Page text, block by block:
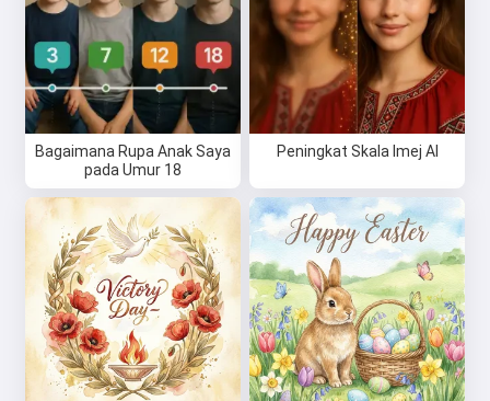
Bagaimana Rupa Anak Saya
pada Umur 18
Peningkat Skala Imej AI
Hai 👋
Saya boleh mencipta lagu, menulis
puisi dan ucapan tahniah 🥰
Cuba secara percuma
Saya menerima: Syarat Perkhidmatan,
Dasar Privasi
Dasar Bayaran Balik